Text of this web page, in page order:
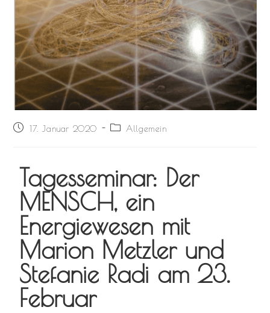
17. Januar 2020 Allgemein
Tagesseminar: Der
MENSCH, ein
Energiewesen mit
Marion Metzler und
Stefanie Radi am 23.
Februar